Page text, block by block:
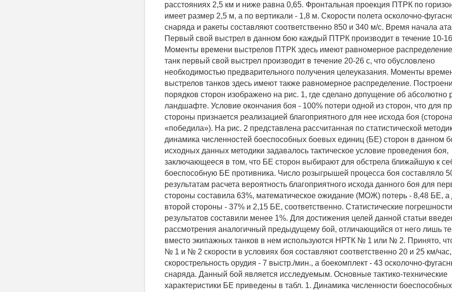
расстояниях 2,5 км и ниже равна 0,65. Фронтальная проекция ПТРК по
имеет размер 2,5 м, а по вертикали - 1,8 м. Скорости полета осколочно-
снаряда и ракеты составляют соответственно 850 и 340 м/с. Время начала
Первый свой выстрел в данном бою каждый ПТРК производит в течение 10-
Моменты времени выстрелов ПТРК здесь имеют равномерное
танк первый свой выстрел производит в течение 20-26 с, что обусловлено
необходимостью предварительного получения целеуказания. Моменты
выстрелов танков здесь имеют также равномерное распределение.
порядков сторон изображено на рис. 1, где сделано допущение об абсолютно
ландшафте. Условие окончания боя - 100% потери одной из сторон, что для
стороны признается реализацией благоприятного для нее исхода боя (сторона
«победила»). На рис. 2 представлена рассчитанная по статистической
динамика численностей боеспособных боевых единиц (БЕ) сторон в данном
исходных данных методики задавалось тактическое условие проведения боя,
заключающееся в том, что БЕ сторон выбирают для обстрела ближайшую к
боеспособную БЕ противника. Число розыгрышей процесса боя составляло
результатам расчета вероятность благоприятного исхода данного боя для
стороны составила 63%, математическое ожидание (МОЖ) потерь - 8,48 БЕ, а
второй стороны - 37% и 2,15 БЕ, соответственно. Статистические погрешности
результатов составили менее 1%. Для достижения целей данной статьи
рассмотрения аналогичный предыдущему бой, отличающийся от него лишь
вместо экипажных танков в нем используются НРТК № 1 или № 2. Принято,
№ 1 и № 2 скорости в условиях боя составляют соответственно 20 и 25 км/час,
скорострельность орудия - 7 выстр./мин., а боекомплект - 43 осколочно-
снаряда. Данный бой является исследуемым. Основные тактико-технические
характеристики БЕ приведены в табл. 1. Динамика численности